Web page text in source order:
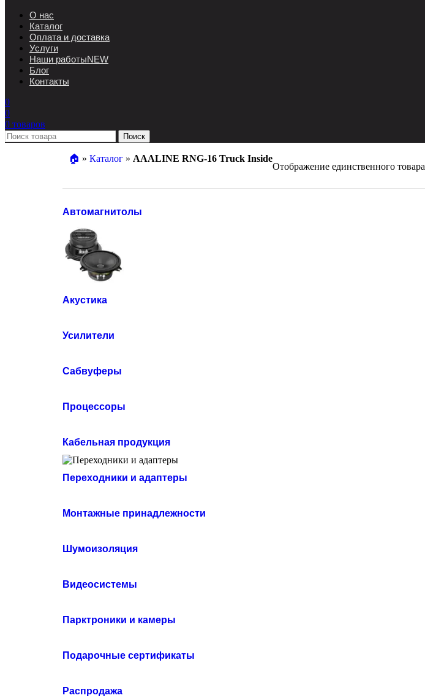
О нас
Каталог
Оплата и доставка
Услуги
Наши работыNEW
Блог
Контакты
0
0
0 товаров
Поиск
🏠︎ » Каталог » AAALINE RNG-16 Truck Inside
Отображение единственного товара
Автомагнитолы
Акустика
Усилители
Сабвуферы
Процессоры
Кабельная продукция
Переходники и адаптеры
Монтажные принадлежности
Шумоизоляция
Видеосистемы
Парктроники и камеры
Подарочные сертификаты
Распродажа